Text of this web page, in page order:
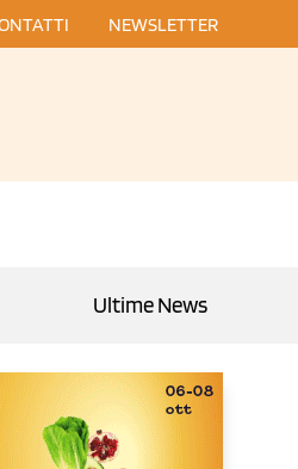
NEWSLETTER
Ultime News